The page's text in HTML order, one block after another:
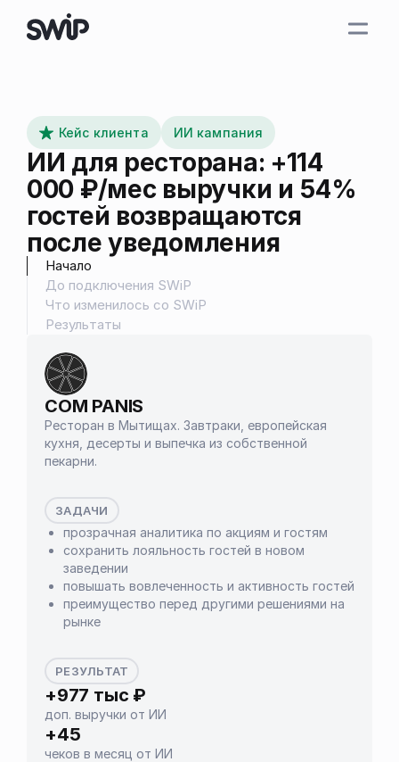
Кейс клиента ИИ кампания
ИИ для ресторана: +114
000 ₽/мес выручки и 54%
гостей возвращаются
после уведомления
Начало
До подключения SWiP
Что изменилось со SWiP
Результаты
COM PANIS
Ресторан в Мытищах. Завтраки, европейская
кухня, десерты и выпечка из собственной
пекарни.
ЗАДАЧИ
прозрачная аналитика по акциям и гостям
сохранить лояльность гостей в новом
заведении
повышать вовлеченность и активность гостей
преимущество перед другими решениями на
рынке
РЕЗУЛЬТАТ
+977 тыс ₽
доп. выручки от ИИ
+45
чеков в месяц от ИИ